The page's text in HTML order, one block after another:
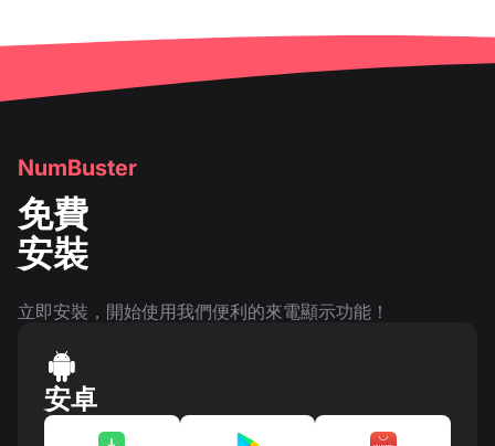
NumBuster
免費
安裝
立即安裝，開始使用我們便利的來電顯示功能！
安卓